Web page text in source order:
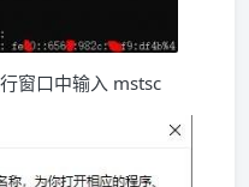
窗口中输入 mstsc